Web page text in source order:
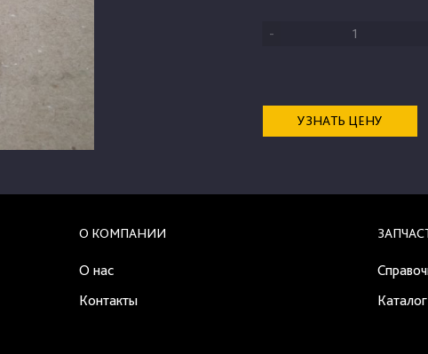
-
УЗНАТЬ ЦЕНУ
О КОМПАНИИ
О нас
Контакты